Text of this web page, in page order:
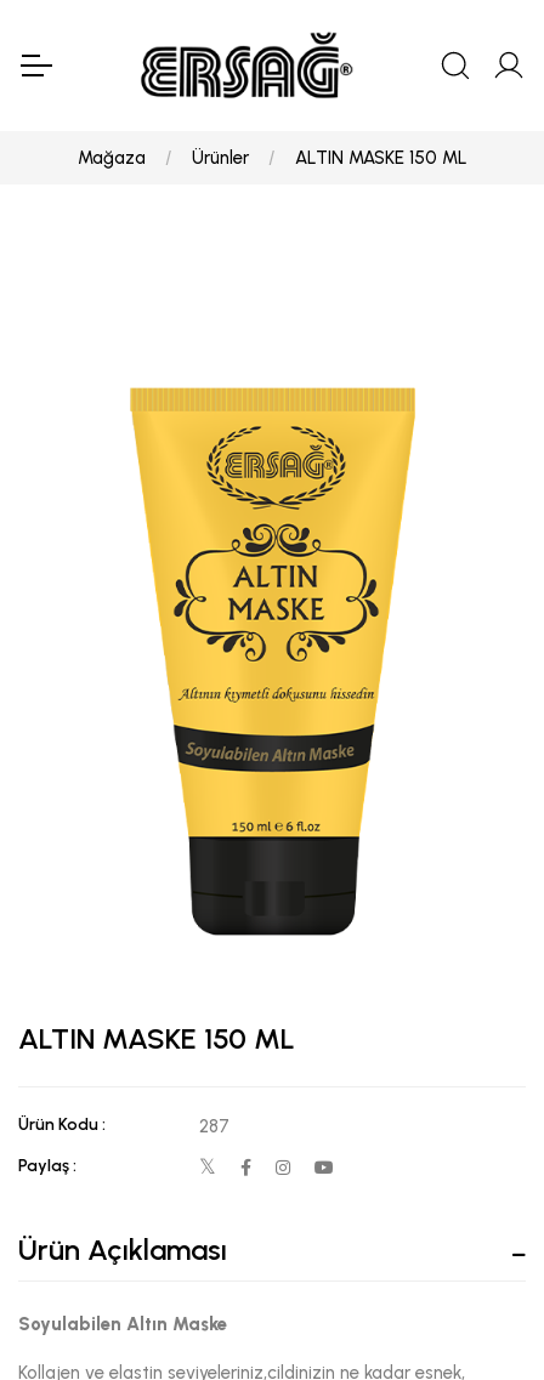
Mağaza Ürünler ALTIN MASKE 150 ML
ALTIN MASKE 150 ML
Ürün Kodu : 287
Paylaş :
Ürün Açıklaması
Soyulabilen Altın Maske
Kollajen ve elastin seviyeleriniz,cildinizin ne kadar esnek,